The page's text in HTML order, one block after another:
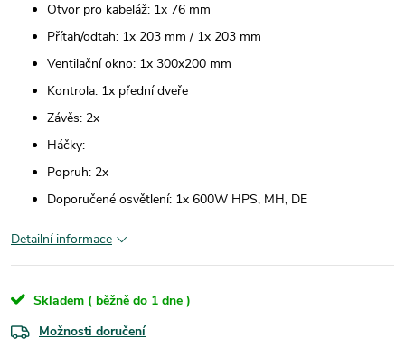
Otvor pro kabeláž: 1x 76 mm
Přítah/odtah: 1x 203 mm / 1x 203 mm
Ventilační okno: 1x 300x200 mm
Kontrola: 1x přední dveře
Závěs: 2x
Háčky: -
Popruh: 2x
Doporučené osvětlení: 1x 600W HPS, MH, DE
Detailní informace
Skladem ( běžně do 1 dne )
Možnosti doručení